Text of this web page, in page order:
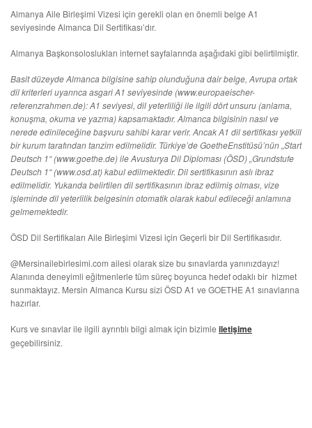
Almanya Aile Birleşimi Vizesi için gerekli olan en önemli belge A1
seviyesinde Almanca Dil Sertifikası’dır.
Almanya Başkonsoloslukları internet sayfalarında aşağıdaki gibi belirtilmiştir.
Basit düzeyde Almanca bilgisine sahip olunduğuna dair belge, Avrupa ortak
dil kriterleri uyarınca asgari A1 seviyesinde (www.europaeischer-
referenzrahmen.de): A1 seviyesi, dil yeterliliği ile ilgili dört unsuru (anlama,
konuşma, okuma ve yazma) kapsamaktadır. Almanca bilgisinin nasıl ve
nerede edinileceğine başvuru sahibi karar verir. Ancak A1 dil sertifikası yetkili
bir kurum tarafından tanzim edilmelidir. Türkiye’de GoetheEnstitüsü’nün „Start
Deutsch 1“ (www.goethe.de) ile Avusturya Dil Diploması (ÖSD) „Grundstufe
Deutsch 1“ (www.osd.at) kabul edilmektedir. Dil sertifikasının aslı ibraz
edilmelidir. Yukarıda belirtilen dil sertifikasının ibraz edilmiş olması, vize
işleminde dil yeterlilik belgesinin otomatik olarak kabul edileceği anlamına
gelmemektedir.
ÖSD Dil Sertifikaları Aile Birleşimi Vizesi için Geçerli bir Dil Sertifikasıdır.
@Mersinailebirlesimi.com ailesi olarak size bu sınavlarda yanınızdayız!
Alanında deneyimli eğitmenlerle tüm süreç boyunca hedef odaklı bir hizmet
sunmaktayız. Mersin Almanca Kursu sizi ÖSD A1 ve GOETHE A1 sınavlarına
hazırlar.
Kurs ve sınavlar ile ilgili ayrıntılı bilgi almak için bizimle iletişime
geçebilirsiniz.